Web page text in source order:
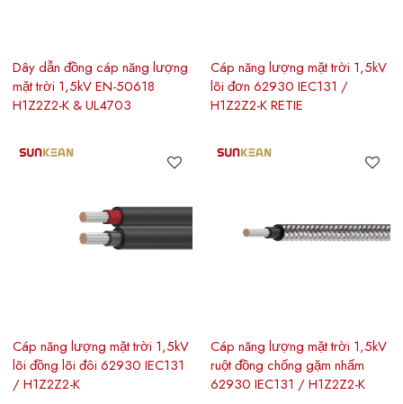
Dây dẫn đồng cáp năng lượng
mặt trời 1,5kV EN-50618
H1Z2Z2-K & UL4703
Cáp năng lượng mặt trời 1,5kV
lõi đơn 62930 IEC131 /
H1Z2Z2-K RETIE
Cáp năng lượng mặt trời 1,5kV
lõi đồng lõi đôi 62930 IEC131
/ H1Z2Z2-K
Cáp năng lượng mặt trời 1,5kV
ruột đồng chống gặm nhấm
62930 IEC131 / H1Z2Z2-K